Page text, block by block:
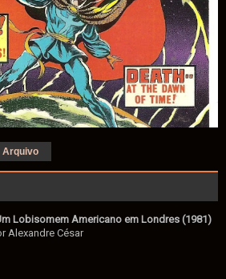
Arquivo
Lobisomem Americano em Londres (1981)
Alexandre César